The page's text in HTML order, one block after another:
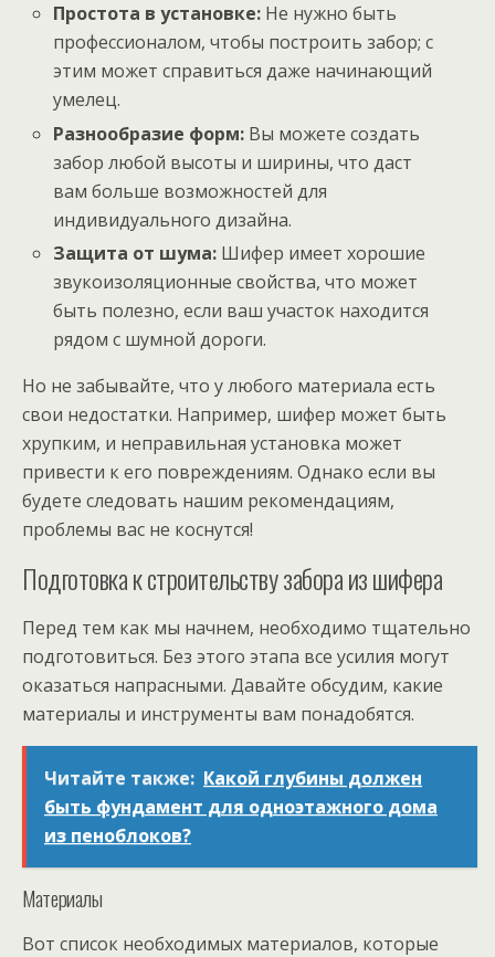
Простота в установке: Не нужно быть
профессионалом, чтобы построить забор; с
этим может справиться даже начинающий
умелец.
Разнообразие форм: Вы можете создать
забор любой высоты и ширины, что даст
вам больше возможностей для
индивидуального дизайна.
Защита от шума: Шифер имеет хорошие
звукоизоляционные свойства, что может
быть полезно, если ваш участок находится
рядом с шумной дороги.
Но не забывайте, что у любого материала есть
свои недостатки. Например, шифер может быть
хрупким, и неправильная установка может
привести к его повреждениям. Однако если вы
будете следовать нашим рекомендациям,
проблемы вас не коснутся!
Подготовка к строительству забора из шифера
Перед тем как мы начнем, необходимо тщательно
подготовиться. Без этого этапа все усилия могут
оказаться напрасными. Давайте обсудим, какие
материалы и инструменты вам понадобятся.
Читайте также: Какой глубины должен
быть фундамент для одноэтажного дома
из пеноблоков?
Материалы
Вот список необходимых материалов, которые